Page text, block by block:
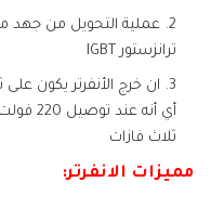
عملية التحويل من جهد
ترانزستور IGBT
ان خرج الأنفرتر يكون
ثلاث فازات
مميزات الانفرتر: